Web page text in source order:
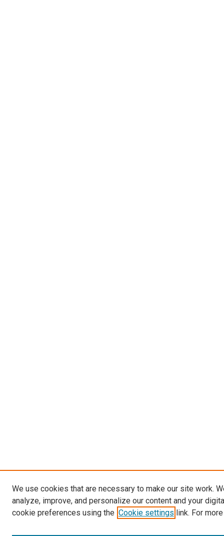
We use cookies that are necessary to make our site work.
analyze, improve, and personalize our content and your
cookie preferences using the Cookie settings link. For